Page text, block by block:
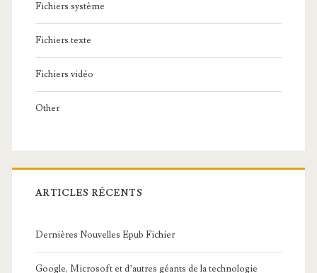
Fichiers système
Fichiers texte
Fichiers vidéo
Other
ARTICLES RÉCENTS
Dernières Nouvelles Epub Fichier
Google, Microsoft et d’autres géants de la technologie